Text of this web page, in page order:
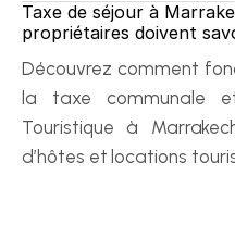
Taxe de séjour à
propriétaires doivent
Découvrez comment
la taxe communale
Touristique à
d’hôtes et locations